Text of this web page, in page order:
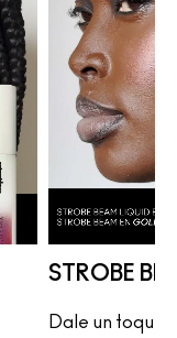
STROBE
Dale un toque